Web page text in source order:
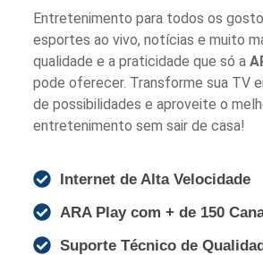
Entretenimento para todos os
esportes ao vivo, notícias e muito
qualidade e a praticidade que só a
pode oferecer. Transforme sua TV
de possibilidades e aproveite o
entretenimento sem sair de casa!
Internet de Alta Velocidade
ARA Play com + de 150
Suporte Técnico de